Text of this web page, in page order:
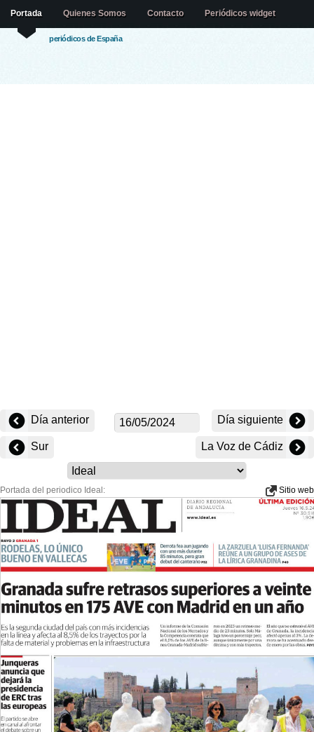
periódicos de España
Portada Quienes Somos Contacto Periódicos widget
Día anterior Día siguiente
Sur La Voz de Cádiz
Portada del periodico Ideal: Sitio web